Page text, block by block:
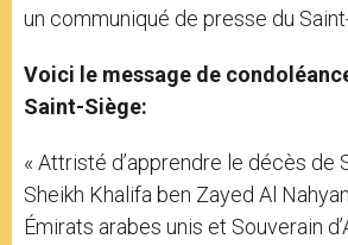
un communiqué de presse du
Voici le message de
Saint-Siège:
« Attristé d’apprendre le décès de
Sheikh Khalifa ben Zayed Al
Émirats arabes unis et Souverain